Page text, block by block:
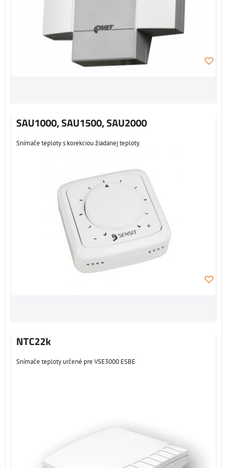
SAU1000, SAU1500, SAU2000
Snímače teploty s korekciou žiadanej teploty.
NTC22k
Snímače teploty určené pre VSE3000 ESBE